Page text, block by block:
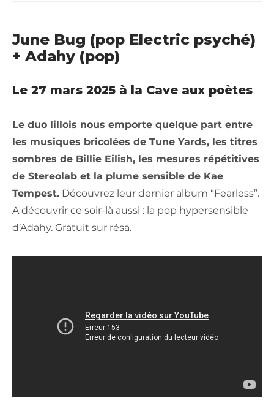
June Bug (pop Electric psyché)
+ Adahy (pop)
Le 27 mars 2025 à la Cave aux poètes
Le duo lillois nous emporte quelque part entre
les musiques bricolées de Tune Yards, les titres
sombres de Billie Eilish, les mesures répétitives
de Stereolab et la plume sensible de Kae
Tempest. Découvrez leur dernier album “Fearless”.
A découvrir ce soir-là aussi : la pop hypersensible
d’Adahy. Gratuit sur résa.